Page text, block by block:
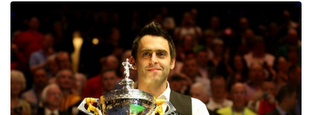
первого турнира из […]